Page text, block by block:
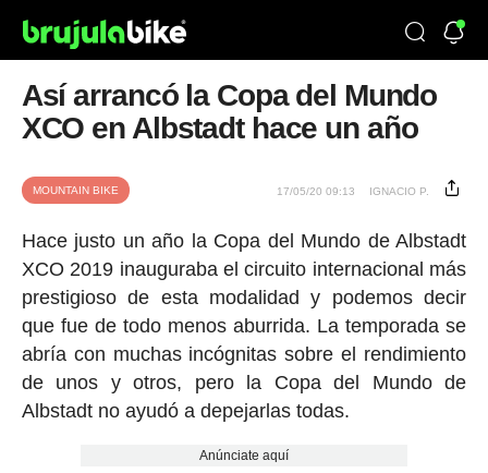
Así arrancó la Copa del Mundo
XCO en Albstadt hace un año
MOUNTAIN BIKE 17/05/20 09:13 IGNACIO P.
Hace justo un año la Copa del Mundo de Albstadt
XCO 2019 inauguraba el circuito internacional más
prestigioso de esta modalidad y podemos decir
que fue de todo menos aburrida. La temporada se
abría con muchas incógnitas sobre el rendimiento
de unos y otros, pero la Copa del Mundo de
Albstadt no ayudó a depejarlas todas.
Anúnciate aquí